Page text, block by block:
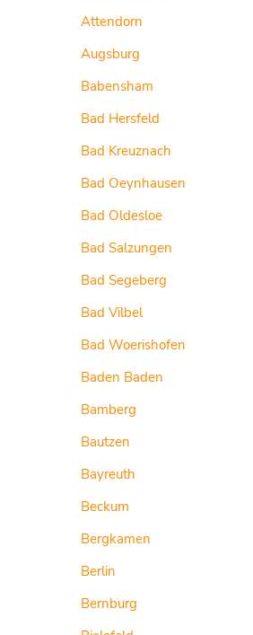
Attendorn
Augsburg
Babensham
Bad Hersfeld
Bad Kreuznach
Bad Oeynhausen
Bad Oldesloe
Bad Salzungen
Bad Segeberg
Bad Vilbel
Bad Woerishofen
Baden Baden
Bamberg
Bautzen
Bayreuth
Beckum
Bergkamen
Berlin
Bernburg